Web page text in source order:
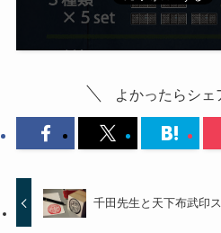
よかったらシェ
千田先生と天下布武印